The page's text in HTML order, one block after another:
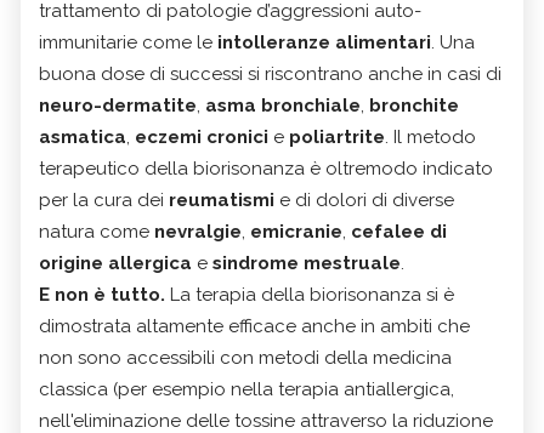
trattamento di patologie d’aggressioni auto-
immunitarie come le intolleranze alimentari. Una
buona dose di successi si riscontrano anche in casi di
neuro-dermatite, asma bronchiale, bronchite
asmatica, eczemi cronici e poliartrite. Il metodo
terapeutico della biorisonanza è oltremodo indicato
per la cura dei reumatismi e di dolori di diverse
natura come nevralgie, emicranie, cefalee di
origine allergica e sindrome mestruale.
E non è tutto. La terapia della biorisonanza si è
dimostrata altamente efficace anche in ambiti che
non sono accessibili con metodi della medicina
classica (per esempio nella terapia antiallergica,
nell'eliminazione delle tossine attraverso la riduzione